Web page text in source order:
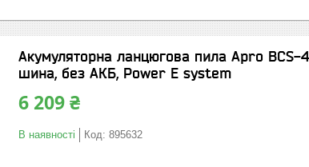
Акумуляторна ланцюгова пила Apro
шина, без АКБ, Power E system
6 209 ₴
В наявності Код: 895632